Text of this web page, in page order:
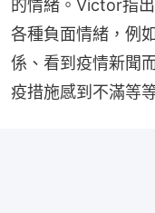
的情緒。Victor指
各種負面情緒，例
係、看到疫情新聞
疫措施感到不滿等